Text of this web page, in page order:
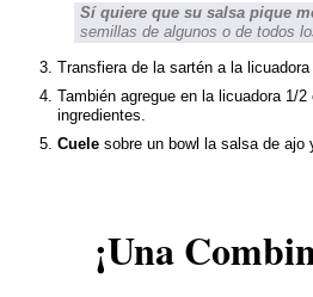
Sí quiere que su salsa pique
semillas de algunos o de todos
Transfiera de la sartén a la
También agregue en la licuadora 1/
ingredientes.
Cuele sobre un bowl la salsa de ajo
¡Una